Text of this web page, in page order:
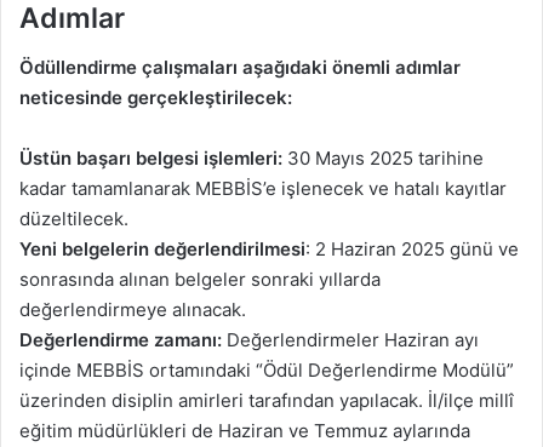
Adımlar
Ödüllendirme çalışmaları aşağıdaki önemli adımlar
neticesinde gerçekleştirilecek:
Üstün başarı belgesi işlemleri: 30 Mayıs 2025 tarihine
kadar tamamlanarak MEBBİS’e işlenecek ve hatalı kayıtlar
düzeltilecek.
Yeni belgelerin değerlendirilmesi: 2 Haziran 2025 günü ve
sonrasında alınan belgeler sonraki yıllarda
değerlendirmeye alınacak.
Değerlendirme zamanı: Değerlendirmeler Haziran ayı
içinde MEBBİS ortamındaki “Ödül Değerlendirme Modülü”
üzerinden disiplin amirleri tarafından yapılacak. İl/ilçe millî
eğitim müdürlükleri de Haziran ve Temmuz aylarında